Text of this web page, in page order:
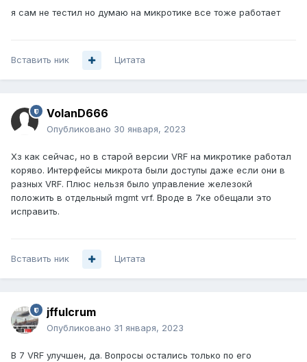
я сам не тестил но думаю на микротике все тоже работает
Вставить ник Цитата
VolanD666
Опубликовано 30 января, 2023
Хз как сейчас, но в старой версии VRF на микротике работал
коряво. Интерфейсы микрота были доступы даже если они в
разных VRF. Плюс нельзя было управление железокй
положить в отдельный mgmt vrf. Вроде в 7ке обещали это
исправить.
Вставить ник Цитата
jffulcrum
Опубликовано 31 января, 2023
В 7 VRF улучшен, да. Вопросы остались только по его